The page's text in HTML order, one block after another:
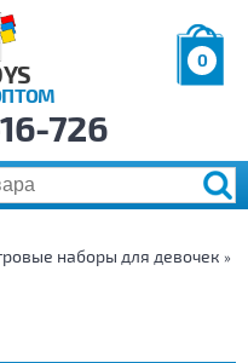
0
р.
726
наборы для девочек »